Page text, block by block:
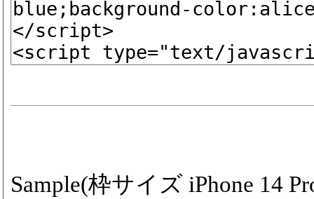
Sample(枠サイズ iPhone 14